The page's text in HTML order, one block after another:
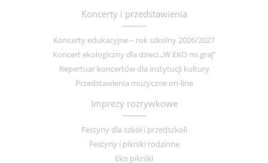
Koncerty i przedstawienia
Koncerty edukacyjne – rok szkolny 2026/2027
Koncert ekologiczny dla dzieci „W EKO mi graj”
Repertuar koncertów dla instytucji kultury
Przedstawienia muzyczne on-line
Imprezy rozrywkowe
Festyny dla szkół i przedszkoli
Festyny i pikniki rodzinne
Eko pikniki